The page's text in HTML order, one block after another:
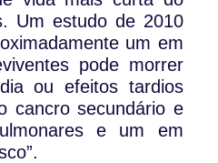
Um estudo de 2010
um em
pode morrer
ou efeitos tardios
cancro secundário e
e um em